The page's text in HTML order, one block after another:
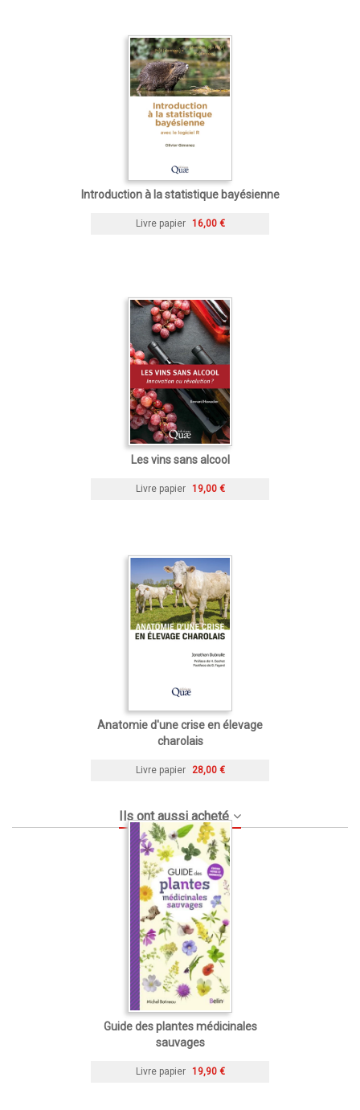
Introduction à la statistique bayésienne
Livre papier 16,00 €
Les vins sans alcool
Livre papier 19,00 €
Anatomie d'une crise en élevage
charolais
Livre papier 28,00 €
Ils ont aussi acheté
Guide des plantes médicinales
sauvages
Livre papier 19,90 €